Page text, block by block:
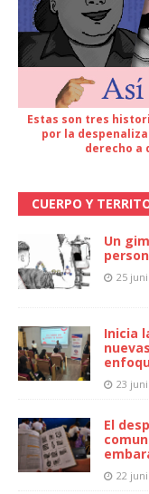
Estas son tres
por la
derecho a
CUERPO Y
Un
25
Inicia
23
El
22